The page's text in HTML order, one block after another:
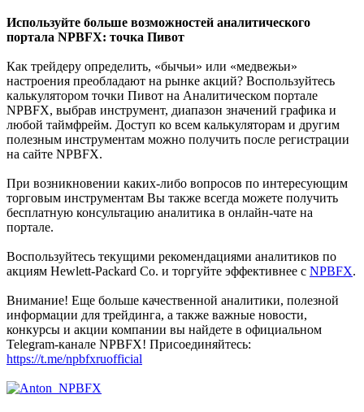
Используйте больше возможностей аналитического
портала NPBFX: точка Пивот
Как трейдеру определить, «бычьи» или «медвежьи»
настроения преобладают на рынке акций? Воспользуйтесь
калькулятором точки Пивот на Аналитическом портале
NPBFX, выбрав инструмент, диапазон значений графика и
любой таймфрейм. Доступ ко всем калькуляторам и другим
полезным инструментам можно получить после регистрации
на сайте NPBFX.
При возникновении каких-либо вопросов по интересующим
торговым инструментам Вы также всегда можете получить
бесплатную консультацию аналитика в онлайн-чате на
портале.
Воспользуйтесь текущими рекомендациями аналитиков по
акциям Hewlett-Packard Co. и торгуйте эффективнее с NPBFX.
Внимание! Еще больше качественной аналитики, полезной
информации для трейдинга, а также важные новости,
конкурсы и акции компании вы найдете в официальном
Telegram-канале NPBFX! Присоединяйтесь:
https://t.me/npbfxruofficial